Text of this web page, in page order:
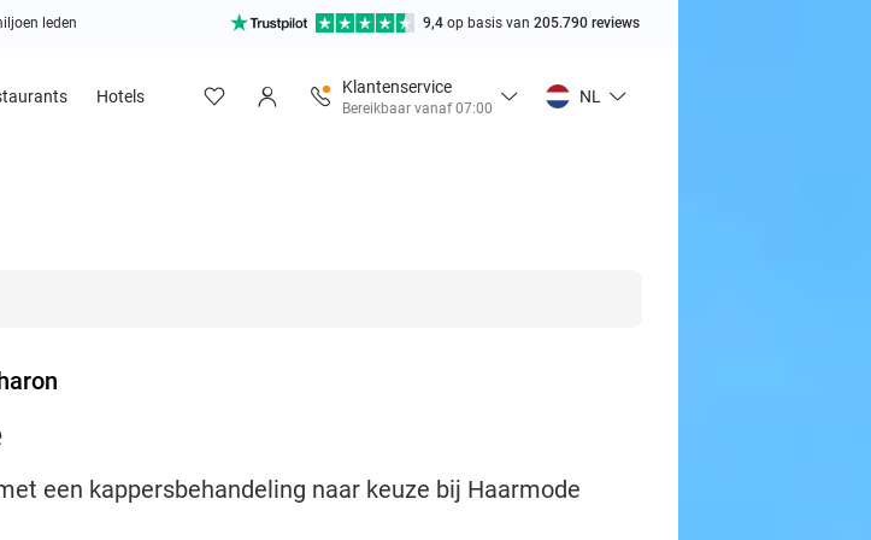
leden 9,4 op basis van 205.790 reviews
Hotels
Klantenservice
Bereikbaar vanaf 07:00
NL
een kappersbehandeling naar keuze bij Haarmode